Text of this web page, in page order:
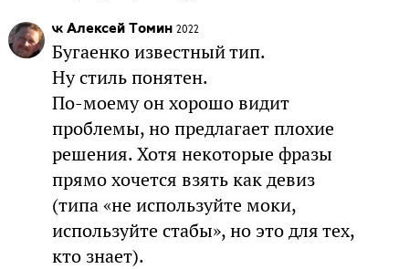
Алексей Томин 2022
Бугаенко известный тип.
Ну стиль понятен.
По-моему он хорошо видит
проблемы, но предлагает плохие
решения. Хотя некоторые фразы
прямо хочется взять как девиз
(типа «не используйте моки,
используйте стабы», но это для тех,
кто знает).